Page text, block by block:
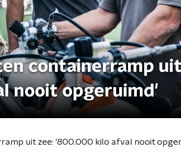
containerramp
nooit opgeruimd'
uit zee: '800.000 kilo afval nooit